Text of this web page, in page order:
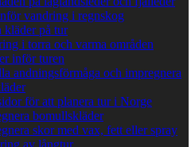
vandring i regnskog
kläder på tur
i torra och varma områden
inför turen
andningsförmåga och impregnera
för att planera tur i Norge
bomullskläder
skor med vax, fett eller spray
av långtur